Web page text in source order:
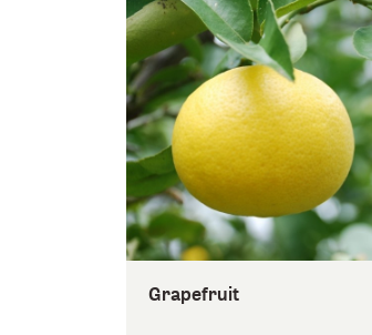
Grapefruit